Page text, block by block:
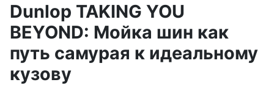
Dunlop TAKING YOU
BEYOND: Мойка шин как
путь самурая к идеальному
кузову